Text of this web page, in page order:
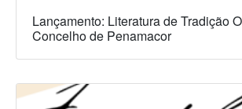
Lançamento: Literatura de Tradição
Concelho de Penamacor